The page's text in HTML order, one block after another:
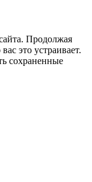
Продолжая
это устраивает.
сохраненные